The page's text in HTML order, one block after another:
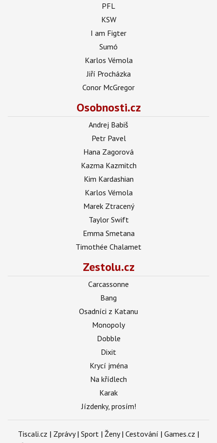
PFL
KSW
I am Figter
Sumó
Karlos Vémola
Jiří Procházka
Conor McGregor
Osobnosti.cz
Andrej Babiš
Petr Pavel
Hana Zagorová
Kazma Kazmitch
Kim Kardashian
Karlos Vémola
Marek Ztracený
Taylor Swift
Emma Smetana
Timothée Chalamet
Zestolu.cz
Carcassonne
Bang
Osadníci z Katanu
Monopoly
Dobble
Dixit
Krycí jména
Na křídlech
Karak
Jízdenky, prosím!
Tiscali.cz | Zprávy| Sport | Ženy| Cestování | Games.cz |